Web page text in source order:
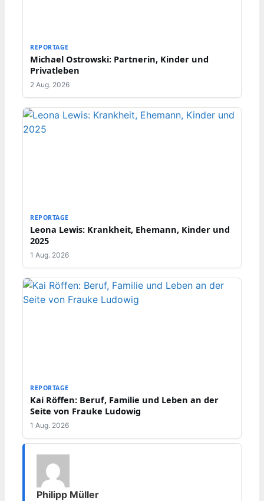
REPORTAGE
Michael Ostrowski: Partnerin, Kinder und
Privatleben
2 Aug. 2026
REPORTAGE
Leona Lewis: Krankheit, Ehemann, Kinder und
2025
1 Aug. 2026
REPORTAGE
Kai Röffen: Beruf, Familie und Leben an der
Seite von Frauke Ludowig
1 Aug. 2026
Philipp Müller